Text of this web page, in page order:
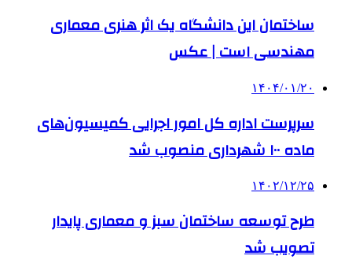
ساختمان این دانشگاه یک اثر هنری معماری
مهندسی است | عکس
۱۴۰۴/۰۱/۲۰
سرپرست اداره کل امور اجرایی کمیسیون‌های
ماده ۱۰۰ شهرداری منصوب شد
۱۴۰۲/۱۲/۲۵
طرح توسعه ساختمان سبز و معماری پایدار
تصویب شد